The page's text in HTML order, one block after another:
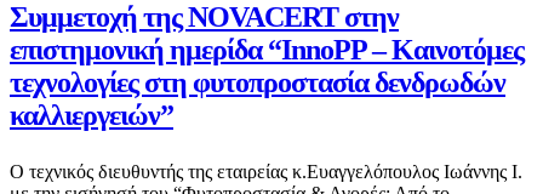
Συμμετοχή της NOVACERT στην
επιστημονική ημερίδα “InnoPP – Καινοτόμες
τεχνολογίες στη φυτοπροστασία δενδρωδών
καλλιεργειών”
Ο τεχνικός διευθυντής της εταιρείας κ.Ευαγγελόπουλος Ιωάννης Ι.